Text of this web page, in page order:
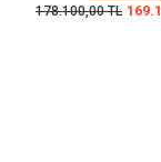
178.100,00 TL